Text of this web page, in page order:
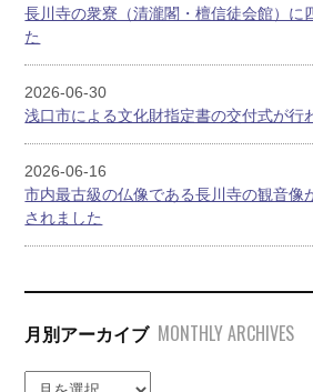
長川寺の衆寮（清瀧閣・檀信徒会館）に
た
2026-06-30
浅口市による文化財指定書の交付式が行
2026-06-16
市内最古級の仏像である長川寺の観音像
されました
月別アーカイブ MONTHLY ARCHIVES